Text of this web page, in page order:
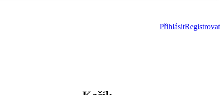
PřihlásitRegistrovat